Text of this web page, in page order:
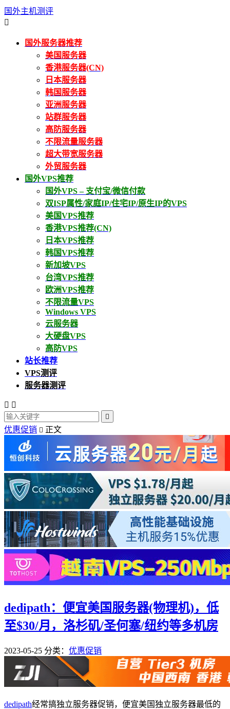
国外主机测评

国外服务器推荐
美国服务器
香港服务器(CN)
日本服务器
韩国服务器
亚洲服务器
站群服务器
高防服务器
不限流量服务器
超大带宽服务器
外贸服务器
国外VPS推荐
国外VPS – 支付宝/微信付款
双ISP属性/家庭IP/住宅IP/原生IP的VPS
美国VPS推荐
香港VPS推荐(CN)
日本VPS推荐
韩国VPS推荐
新加坡VPS
台湾VPS推荐
欧洲VPS推荐
不限流量VPS
Windows VPS
云服务器
大硬盘VPS
高防VPS
站长推荐
VPS测评
服务器测评
 

优惠促销  正文
dedipath：便宜美国服务器(物理机)，低
至$30/月，洛杉矶/圣何塞/纽约等多机房
2023-05-25 分类： 优惠促销
dedipath经常搞独立服务器促销，便宜美国独立服务器最低的